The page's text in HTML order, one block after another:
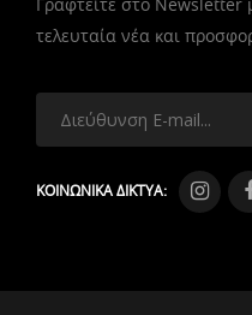
Γραφτείτε στο Newsletter
τελευταία νέα και
ΚΟΙΝΩΝΙΚΑ ΔΙΚΤΥΑ: